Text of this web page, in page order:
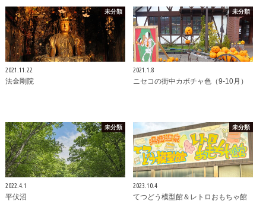
未分類
2021.11.22
法金剛院
未分類
2021.1.8
ニセコの街中カボチャ色（9-10月）
未分類
2022.4.1
平伏沼
未分類
2023.10.4
てつどう模型館＆レトロおもちゃ館